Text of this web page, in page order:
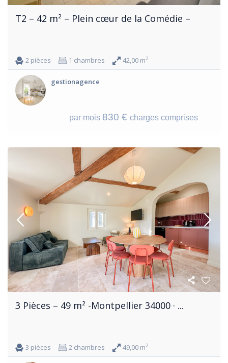
T2 – 42 m² – Plein cœur de la Comédie –
2 pièces 1 chambres 42,00 m2
gestionagence
par mois 830 € charges comprises
3 Pièces – 49 m² -Montpellier 34000 · ...
3 pièces 2 chambres 49,00 m2